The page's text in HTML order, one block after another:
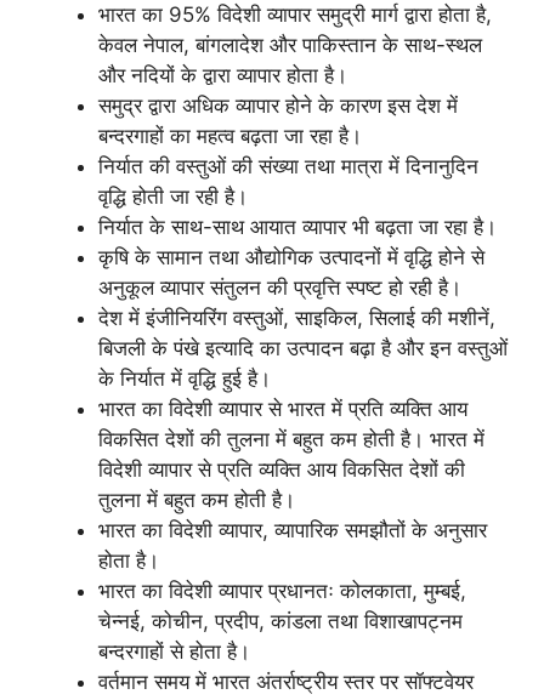
भारत का 95% विदेशी व्यापार समुद्री मार्ग द्वारा होता है,
केवल नेपाल, बांगलादेश और पाकिस्तान के साथ-स्थल
और नदियों के द्वारा व्यापार होता है।
समुद्र द्वारा अधिक व्यापार होने के कारण इस देश में
बन्दरगाहों का महत्व बढ़ता जा रहा है।
निर्यात की वस्तुओं की संख्या तथा मात्रा में दिनानुदिन
वृद्धि होती जा रही है।
निर्यात के साथ-साथ आयात व्यापार भी बढ़ता जा रहा है।
कृषि के सामान तथा औद्योगिक उत्पादनों में वृद्धि होने से
अनुकूल व्यापार संतुलन की प्रवृत्ति स्पष्ट हो रही है।
देश में इंजीनियरिंग वस्तुओं, साइकिल, सिलाई की मशीनें,
बिजली के पंखे इत्यादि का उत्पादन बढ़ा है और इन वस्तुओं
के निर्यात में वृद्धि हुई है।
भारत का विदेशी व्यापार से भारत में प्रति व्यक्ति आय
विकसित देशों की तुलना में बहुत कम होती है। भारत में
विदेशी व्यापार से प्रति व्यक्ति आय विकसित देशों की
तुलना में बहुत कम होती है।
भारत का विदेशी व्यापार, व्यापारिक समझौतों के अनुसार
होता है।
भारत का विदेशी व्यापार प्रधानतः कोलकाता, मुम्बई,
चेन्नई, कोचीन, प्रदीप, कांडला तथा विशाखापट्नम
बन्दरगाहों से होता है।
वर्तमान समय में भारत अंतर्राष्ट्रीय स्तर पर सॉफ्टवेयर